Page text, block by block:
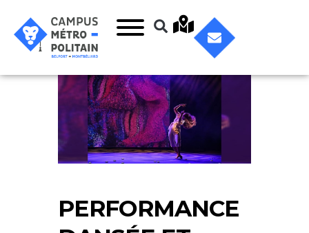
PERFORMANCE